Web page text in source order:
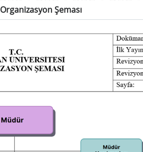
Organizasyon Şeması